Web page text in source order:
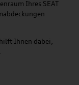
Ihres SEAT
Ihnen dabei,